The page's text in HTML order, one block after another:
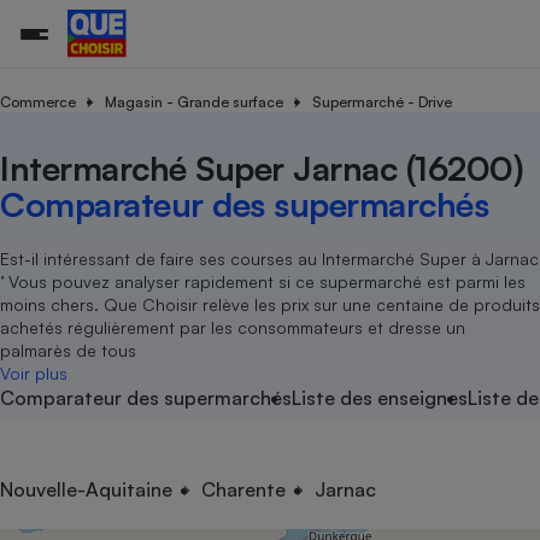
Commerce Magasin - Grande surface Supermarché - Drive
Intermarché Super Jarnac (16200)
Comparateur des supermarchés
Est-il intéressant de faire ses courses au Intermarché Super à Jarnac
’ Vous pouvez analyser rapidement si ce supermarché est parmi les
moins chers. Que Choisir relève les prix sur une centaine de produits
achetés régulièrement par les consommateurs et dresse un
palmarès de tous
Voir plus
Comparateur des supermarchésListe des enseignesListe
Nouvelle-Aquitaine Charente Jarnac
Additifs
Nutrition
Assurance auto
Magasin - Grande surface
Méthode de vente -
Organismes de défense
Système judiciairegratuit
Déchet
Achat - Vente - Travaux
Location
Sport
électrique
Démarche administrative
Senior
Service marchand
Train
Transport aérien
Toutes les actualités
Enquêtes
Guides d'achat
Conseils
Brèves
Tous les services
Soumettre un litige
Lettres types
Rencontrer une association locale
Tous nos combats
Nos actions
Nos grandes victoires
Les billets de la présidente
Nos associations locales
Nous rejoindre
En savoir plus sur Que Choisir Ensemble
nous ?
L’association
Nos missions
Notre méthodologie
Notre financement
Nos partenaires
Nous rejoindre